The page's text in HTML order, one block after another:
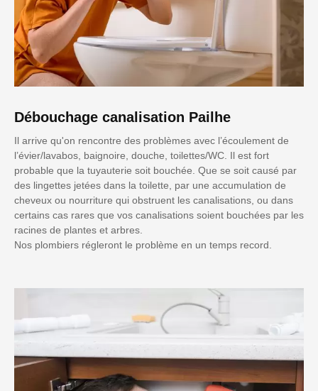
Débouchage canalisation Pailhe
Il arrive qu'on rencontre des problèmes avec l’écoulement de
l’évier/lavabos, baignoire, douche, toilettes/WC. Il est fort
probable que la tuyauterie soit bouchée. Que se soit causé par
des lingettes jetées dans la toilette, par une accumulation de
cheveux ou nourriture qui obstruent les canalisations, ou dans
certains cas rares que vos canalisations soient bouchées par les
racines de plantes et arbres.
Nos plombiers régleront le problème en un temps record.